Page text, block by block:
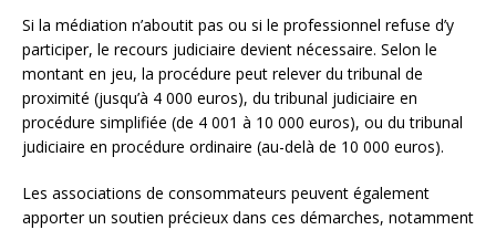
Si la médiation n’aboutit pas ou si le professionnel refuse d’y
participer, le recours judiciaire devient nécessaire. Selon le
montant en jeu, la procédure peut relever du tribunal de
proximité (jusqu’à 4 000 euros), du tribunal judiciaire en
procédure simplifiée (de 4 001 à 10 000 euros), ou du tribunal
judiciaire en procédure ordinaire (au-delà de 10 000 euros).
Les associations de consommateurs peuvent également
apporter un soutien précieux dans ces démarches, notamment